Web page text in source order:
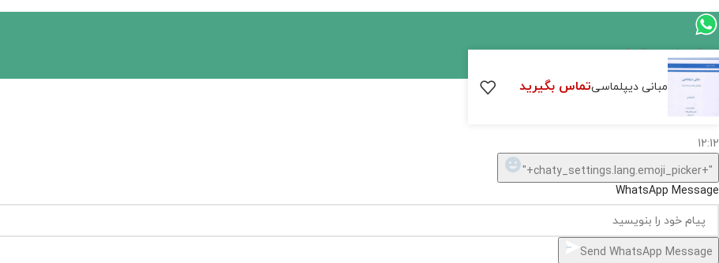
مبانی دیپلماسیتماس بگیرید
اگر
موجود
تهیه
Hide
chaty
ارسال پیام در واتساپ